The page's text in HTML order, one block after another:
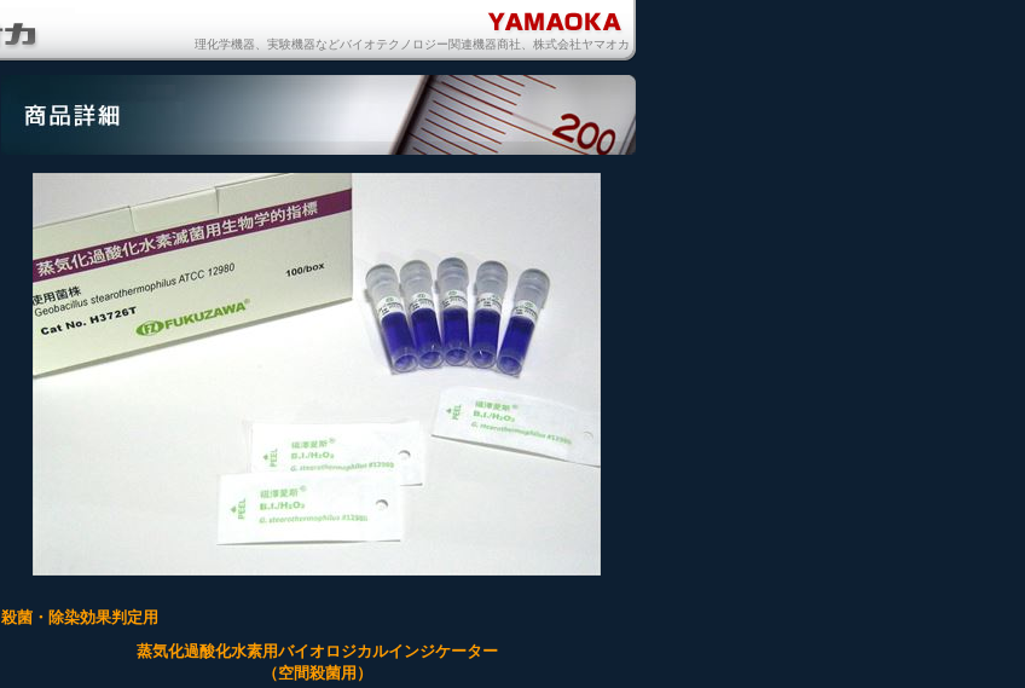
理化学機器、実験機器などバイオテクノロジー関連機器商社、株式会社ヤマオカ
殺菌・除染効果判定用
蒸気化過酸化水素用バイオロジカルインジケーター
（空間殺菌用）